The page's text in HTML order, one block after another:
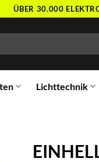
ÜBER 30.000
Lichttechnik